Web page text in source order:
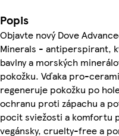
Popis
Objavte nový Dove
Minerals - antiperspirant,
bavlny a morských
pokožku. Vďaka pro-
regeneruje pokožku po
ochranu proti zápachu a
pocit sviežosti a komfortu
vegánsky, cruelty-free a